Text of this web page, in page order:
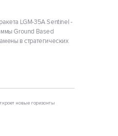
LGM-35A Sentinel -
Ground Based
в стратегических